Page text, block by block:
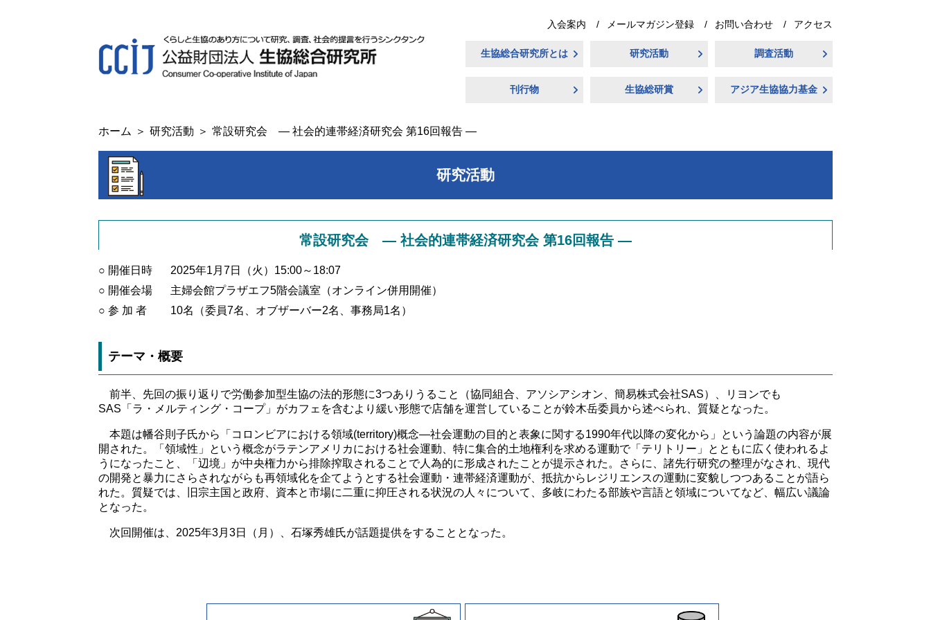
入会案内 メールマガジン登録 お問い合わせ アクセス
生協総合研究所とは 研究活動 調査活動
刊行物 生協総研賞 アジア生協協力基金
ホーム 研究活動 常設研究会 ― 社会的連帯経済研究会 第16回報告 ―
研究活動
常設研究会 ― 社会的連帯経済研究会 第16回報告 ―
○ 開催日時
2025年1月7日（火）15:00～18:07
○ 開催会場
主婦会館プラザエフ5階会議室（オンライン併用開催）
○ 参 加 者
10名（委員7名、オブザーバー2名、事務局1名）
テーマ・概要
前半、先回の振り返りで労働参加型生協の法的形態に3つありうること（協同組合、アソシアシオン、簡易株式会社SAS）、リヨンでも
SAS「ラ・メルティング・コープ」がカフェを含むより緩い形態で店舗を運営していることが鈴木岳委員から述べられ、質疑となった。
本題は幡谷則子氏から「コロンビアにおける領域(territory)概念―社会運動の目的と表象に関する1990年代以降の変化から」という論題の内容が展
開された。「領域性」という概念がラテンアメリカにおける社会運動、特に集合的土地権利を求める運動で「テリトリー」とともに広く使われるよ
うになったこと、「辺境」が中央権力から排除搾取されることで人為的に形成されたことが提示された。さらに、諸先行研究の整理がなされ、現代
の開発と暴力にさらされながらも再領域化を企てようとする社会運動・連帯経済運動が、抵抗からレジリエンスの運動に変貌しつつあることが語ら
れた。質疑では、旧宗主国と政府、資本と市場に二重に抑圧される状況の人々について、多岐にわたる部族や言語と領域についてなど、幅広い議論
となった。
次回開催は、2025年3月3日（月）、石塚秀雄氏が話題提供をすることとなった。